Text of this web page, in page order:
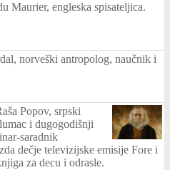
Maurier, engleska spisateljica.
norveški antropolog, naučnik i
Popov, srpski
i dugogodišnji
saradnik
dečje televizijske emisije Fore i
za decu i odrasle.